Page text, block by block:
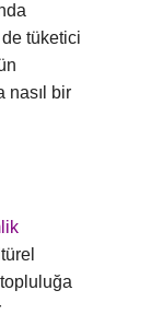
de tüketici
nasıl bir